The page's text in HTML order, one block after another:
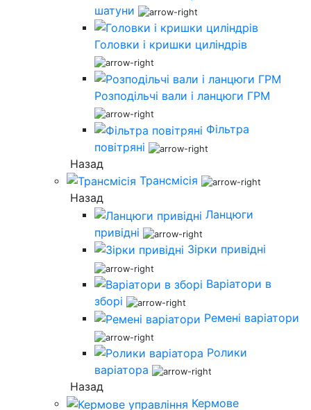
шатуни
Головки і кришки циліндрів
Розподільчі вали і ланцюги ГРМ
Фільтра
повітряні
Назад
Трансмісія
Назад
Ланцюги
привідні
Зірки привідні
Варіатори в
зборі
Ремені варіатори
Ролики
варіатора
Назад
Кермове